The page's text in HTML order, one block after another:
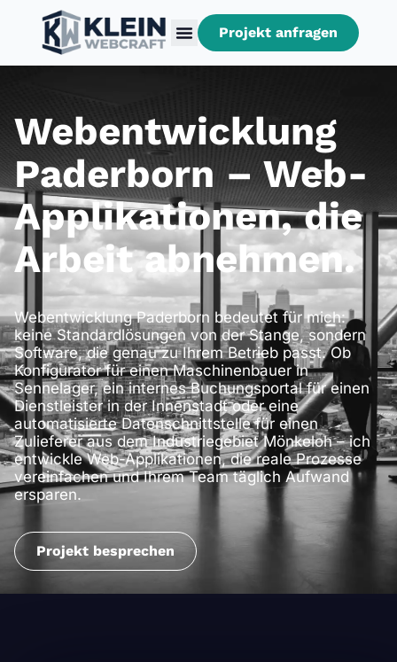
Projekt anfragen
Webentwick­lung
Paderborn – Web-
Applikationen, die
Arbeit abnehmen.
Webentwicklung Paderborn bedeutet für mich:
keine Standardlösungen von der Stange, sondern
Software, die genau zu Ihrem Betrieb passt. Ob
Konfigurator für einen Maschinenbauer in
Sennelager, ein internes Buchungsportal für einen
Dienstleister in der Innenstadt oder eine
automatisierte Datenschnittstelle für einen
Zulieferer aus dem Industriegebiet Mönkeloh – ich
entwickle Web-Applikationen, die reale Prozesse
vereinfachen und Ihrem Team täglich Aufwand
ersparen.
Projekt besprechen